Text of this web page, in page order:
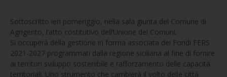
Sottoscritto ieri pomeriggio, nella sala giunta del Comune di
Agrigento, l’atto costitutivo dell’Unione dei Comuni.
Si occuperà della gestione in forma associata dei Fondi FERS
2021-2027 programmati dalla regione siciliana al fine di fornire
ai territori sviluppo sostenibile e rafforzamento delle capacità
territoriali. Uno strumento che cambierà il volto delle città